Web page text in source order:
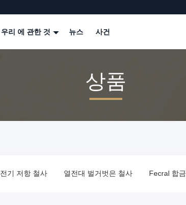
우리 에 관한 것 뉴스 사건
상품
전기 저항 철사 열전대 벌거벗은 철사 Fecral 합금